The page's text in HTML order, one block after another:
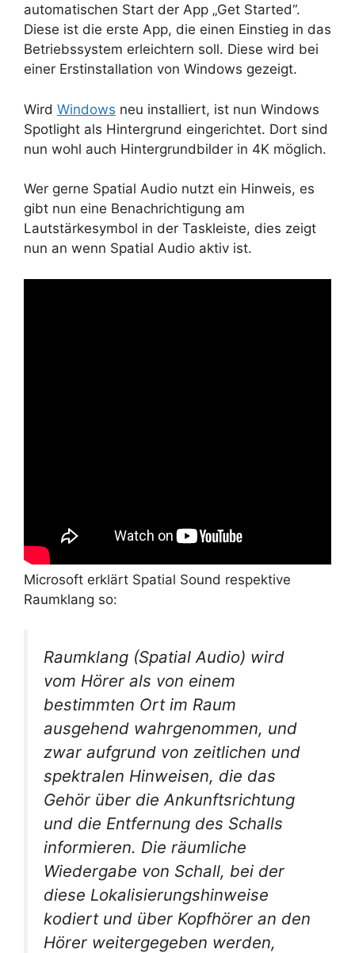
automatischen Start der App „Get Started“.
Diese ist die erste App, die einen Einstieg in das
Betriebssystem erleichtern soll. Diese wird bei
einer Erstinstallation von Windows gezeigt.
Wird Windows neu installiert, ist nun Windows
Spotlight als Hintergrund eingerichtet. Dort sind
nun wohl auch Hintergrundbilder in 4K möglich.
Wer gerne Spatial Audio nutzt ein Hinweis, es
gibt nun eine Benachrichtigung am
Lautstärkesymbol in der Taskleiste, dies zeigt
nun an wenn Spatial Audio aktiv ist.
Microsoft erklärt Spatial Sound respektive
Raumklang so:
Raumklang (Spatial Audio) wird
vom Hörer als von einem
bestimmten Ort im Raum
ausgehend wahrgenommen, und
zwar aufgrund von zeitlichen und
spektralen Hinweisen, die das
Gehör über die Ankunftsrichtung
und die Entfernung des Schalls
informieren. Die räumliche
Wiedergabe von Schall, bei der
diese Lokalisierungshinweise
kodiert und über Kopfhörer an den
Hörer weitergegeben werden,